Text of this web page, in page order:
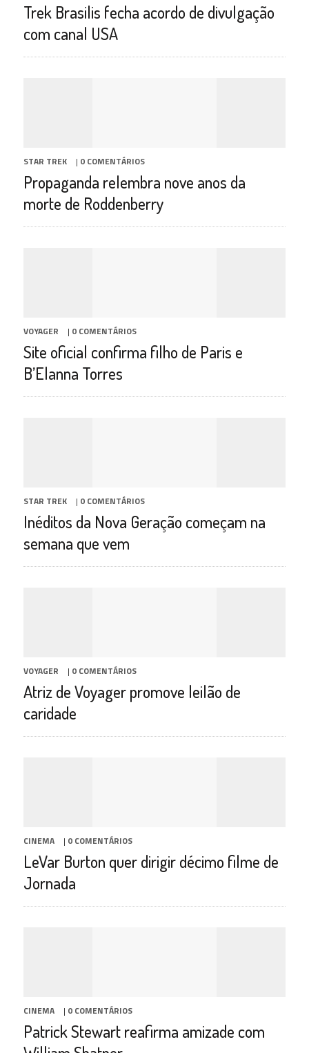
Trek Brasilis fecha acordo de divulgação
com canal USA
STAR TREK | 0 COMENTÁRIOS
Propaganda relembra nove anos da
morte de Roddenberry
VOYAGER | 0 COMENTÁRIOS
Site oficial confirma filho de Paris e
B’Elanna Torres
STAR TREK | 0 COMENTÁRIOS
Inéditos da Nova Geração começam na
semana que vem
VOYAGER | 0 COMENTÁRIOS
Atriz de Voyager promove leilão de
caridade
CINEMA | 0 COMENTÁRIOS
LeVar Burton quer dirigir décimo filme de
Jornada
CINEMA | 0 COMENTÁRIOS
Patrick Stewart reafirma amizade com